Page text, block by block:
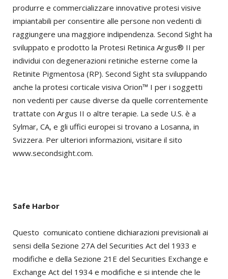
produrre e commercializzare innovative protesi visive
impiantabili per consentire alle persone non vedenti di
raggiungere una maggiore indipendenza. Second Sight ha
sviluppato e prodotto la Protesi Retinica Argus® II per
individui con degenerazioni retiniche esterne come la
Retinite Pigmentosa (RP). Second Sight sta sviluppando
anche la protesi corticale visiva Orion™ I per i soggetti
non vedenti per cause diverse da quelle correntemente
trattate con Argus II o altre terapie. La sede U.S. è a
Sylmar, CA, e gli uffici europei si trovano a Losanna, in
Svizzera. Per ulteriori informazioni, visitare il sito
www.secondsight.com.
Safe Harbor
Questo comunicato contiene dichiarazioni previsionali ai
sensi della Sezione 27A del Securities Act del 1933 e
modifiche e della Sezione 21E del Securities Exchange e
Exchange Act del 1934 e modifiche e si intende che le